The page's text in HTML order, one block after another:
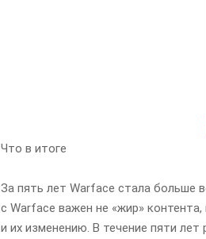
Что в итоге
За пять лет Warface стала больше
с Warface важен не «жир»
и их изменению. В течение пяти